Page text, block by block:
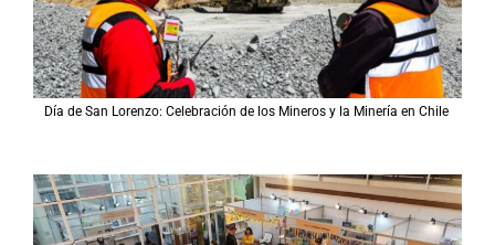
Día de San Lorenzo: Celebración de los Mineros y la Minería en Chile